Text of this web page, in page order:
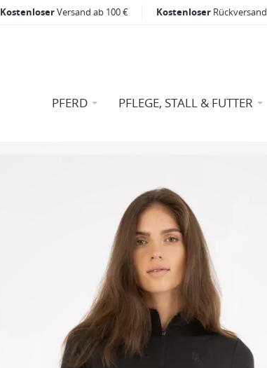
KostenloserVersand ab 100 € Kostenloser Rückversand
PFERD PFLEGE, STALL & FUTTER